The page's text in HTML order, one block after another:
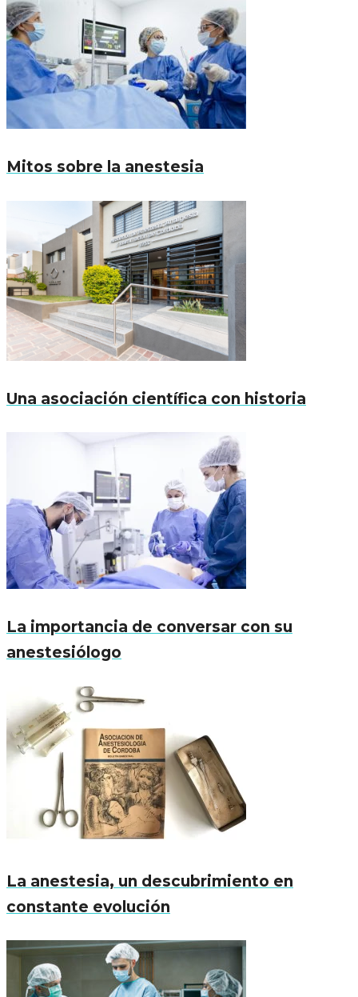
Mitos sobre la anestesia
Una asociación científica con historia
La importancia de conversar con su
anestesiólogo
La anestesia, un descubrimiento en
constante evolución